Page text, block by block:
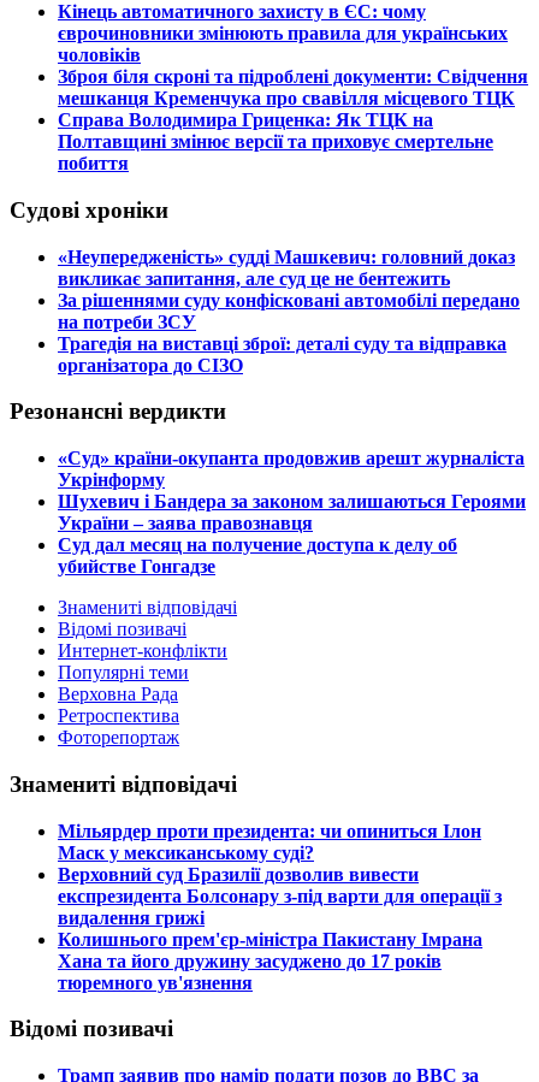
​Кінець автоматичного захисту в ЄС: чому
єврочиновники змінюють правила для українських
чоловіків
​Зброя біля скроні та підроблені документи: Свідчення
мешканця Кременчука про свавілля місцевого ТЦК
​Справа Володимира Гриценка: Як ТЦК на
Полтавщині змінює версії та приховує смертельне
побиття
Судові хроніки
​«Неупередженість» судді Машкевич: головний доказ
викликає запитання, але суд це не бентежить
​За рішеннями суду конфісковані автомобілі передано
на потреби ЗСУ
​Трагедія на виставці зброї: деталі суду та відправка
організатора до СІЗО
Резонансні вердикти
​«Суд» країни-окупанта продовжив арешт журналіста
Укрінформу
Шухевич і Бандера за законом залишаються Героями
України – заява правознавця
Суд дал месяц на получение доступа к делу об
убийстве Гонгадзе
Знамениті відповідачі
Відомі позивачі
Интернет-конфлікти
Популярні теми
Верховна Рада
Ретроспектива
Фоторепортаж
Знамениті відповідачі
​Мільярдер проти президента: чи опиниться Ілон
Маск у мексиканському суді?
​Верховний суд Бразилії дозволив вивести
експрезидента Болсонару з-під варти для операції з
видалення грижі
​Колишнього прем'єр-міністра Пакистану Імрана
Хана та його дружину засуджено до 17 років
тюремного ув'язнення
Відомі позивачі
​Трамп заявив про намір подати позов до ВВС за